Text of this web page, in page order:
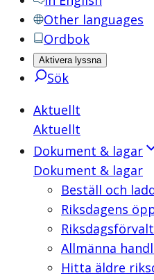
Other languages
Ordbok
Aktivera lyssna
Sök
Aktuellt
Aktuellt
Dokument & lagar
Dokument & lagar
Beställ och
Riksdagens
Allmänna
Hitta äldre